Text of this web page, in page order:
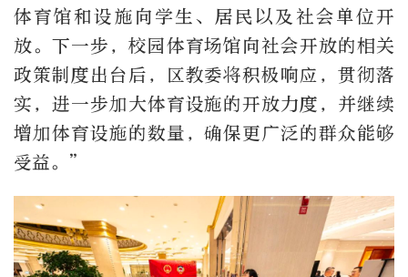
体育馆和设施向学生、居民以及社会单位开
放。下一步，校园体育场馆向社会开放的相关
政策制度出台后，区教委将积极响应，贯彻落
实，进一步加大体育设施的开放力度，并继续
增加体育设施的数量，确保更广泛的群众能够
受益。”